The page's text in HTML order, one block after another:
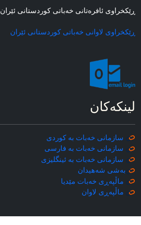
ڕێکخراوی ئافره‌تانی خه‌باتی کوردستانی ئێران
ڕێکخراوی لاوانی خه‌باتی کوردستانی ئێران
لینکه‌کان
سازمانی خه‌بات به کوردی
سازمانی خه‌بات به فارسی
سازمانی خه‌بات به ئینگلیزی
به‌شی شه‌هیدان
ماڵپه‌ڕی خه‌بات مێدیا
ماڵپه‌ڕی لاوان